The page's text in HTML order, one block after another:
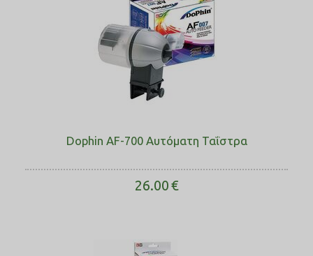
Dophin AF-700 Αυτόματη Ταΐστρα
26.00€